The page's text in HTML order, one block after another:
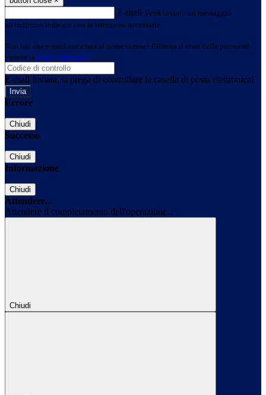
E-mail Verrà inviato un messaggio
all'indirizzo indicato con le istruzioni necessarie.
Non hai una e-mail associata al nome utente? Effettua il reset della password
tramite la Login Spaggiari
E-mail inviata, si prega di controllare la casella di posta elettronica!
Errore
Chiudi
Successo
Chiudi
Informazione
Chiudi
Attendere...
Attendere il completamento dell'operazione...
Chiudi